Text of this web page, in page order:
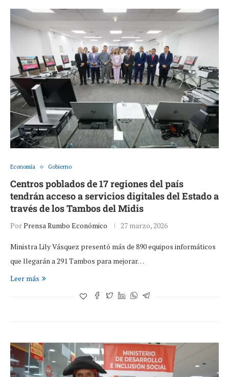
Economía Gobierno
Centros poblados de 17 regiones del país
tendrán acceso a servicios digitales del Estado a
través de los Tambos del Midis
PorPrensa Rumbo Económico 27 marzo, 2026
Ministra Lily Vásquez presentó más de 890 equipos informáticos
que llegarán a 291 Tambos para mejorar…
Leer más